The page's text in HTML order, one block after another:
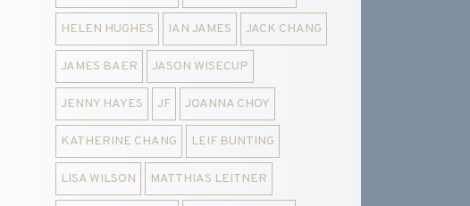
HELEN HUGHES IAN JAMES JACK CHANG
JAMES BAER JASON WISECUP
JENNY HAYES JF JOANNA CHOY
KATHERINE CHANG LEIF BUNTING
LISA WILSON MATTHIAS LEITNER